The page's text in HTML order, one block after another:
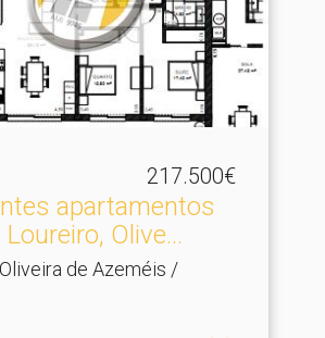
217.500€
apartamentos
Olive.​..
de Azeméis /